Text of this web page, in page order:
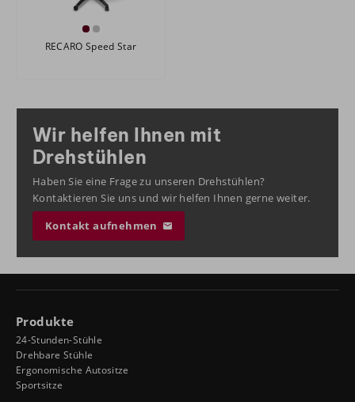
RECARO Speed Star
Wir helfen Ihnen mit
Drehstühlen
Haben Sie eine Frage zu unseren Drehstühlen?
Kontaktieren Sie uns und wir helfen Ihnen gerne weiter.
Kontakt aufnehmen
Produkte
24-Stunden-Stühle
Drehbare Stühle
Ergonomische Autositze
Sportsitze